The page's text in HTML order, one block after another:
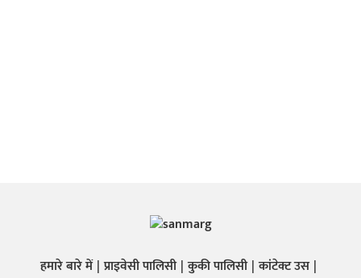
हमारे बारे में प्राइवेसी पालिसी कुकी पालिसी कांटेक्ट उस